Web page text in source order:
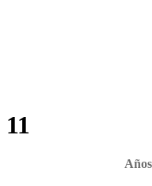
11